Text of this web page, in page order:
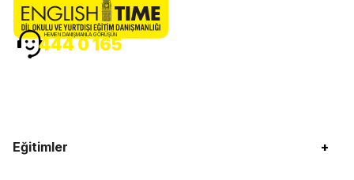
Eğitimler +
HEMEN DANIŞMANLA GÖRÜŞÜN
444 0 165